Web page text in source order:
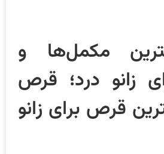
مکمل‌ها و
زانو درد؛ قرص
قرص برای زانو